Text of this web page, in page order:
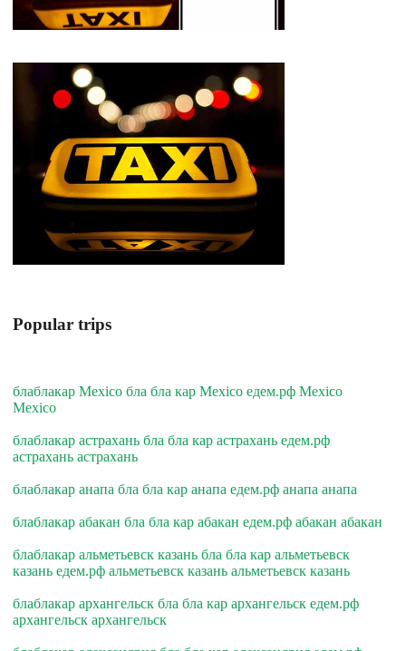
Popular trips
блаблакар Mexico бла бла кар Mexico едем.рф Mexico
Mexico
блаблакар астрахань бла бла кар астрахань едем.рф
астрахань астрахань
блаблакар анапа бла бла кар анапа едем.рф анапа анапа
блаблакар абакан бла бла кар абакан едем.рф абакан абакан
блаблакар альметьевск казань бла бла кар альметьевск
казань едем.рф альметьевск казань альметьевск казань
блаблакар архангельск бла бла кар архангельск едем.рф
архангельск архангельск